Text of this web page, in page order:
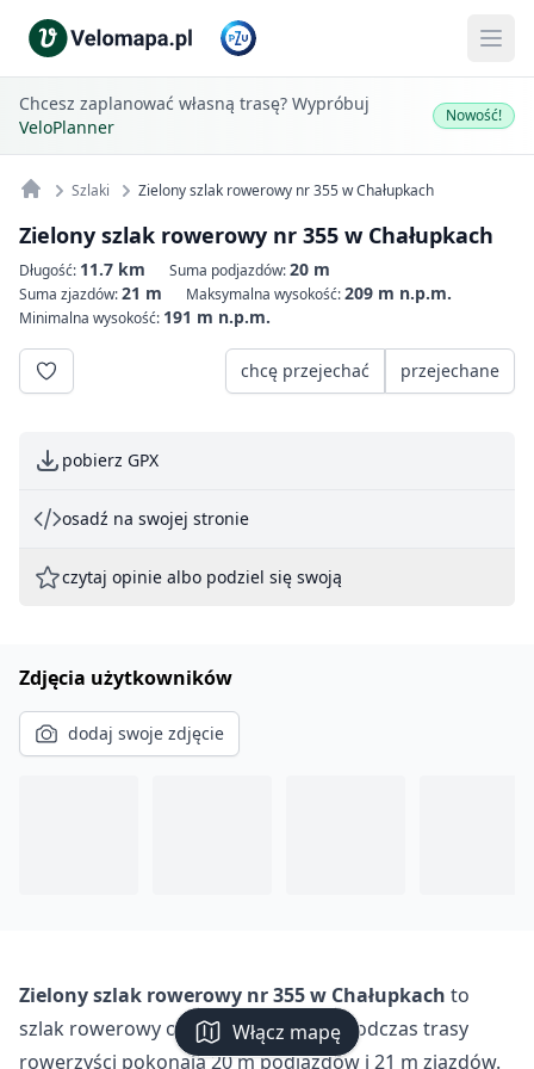
Włącz mapę
Chcesz zaplanować własną trasę? Wypróbuj
VeloPlanner
Nowość!
Szlaki Zielony szlak rowerowy nr 355 w Chałupkach
Zielony szlak rowerowy nr 355 w Chałupkach
Długość: 11.7 km Suma podjazdów:20 m
Suma zjazdów:21 m Maksymalna wysokość:209 m n.p.m.
Minimalna wysokość: 191 m n.p.m.
chcę przejechać przejechane
pobierz GPX
osadź na swojej stronie
czytaj opinie albo podziel się swoją
Zdjęcia użytkowników
dodaj swoje zdjęcie
Zielony szlak rowerowy nr 355 w Chałupkach to
szlak rowerowy o długości 11.7 km. Podczas trasy
rowerzyści pokonają 20 m podjazdów i 21 m zjazdów.